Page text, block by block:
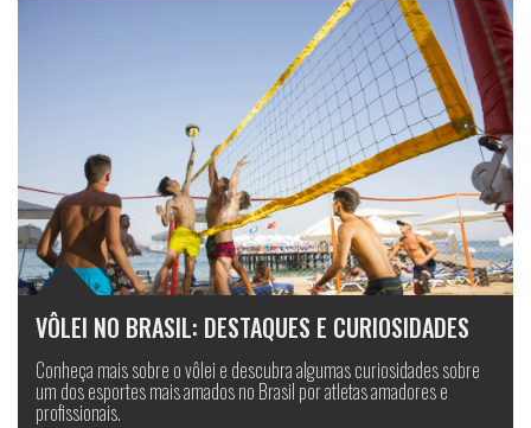
VÔLEI NO BRASIL: DESTAQUES E CURIOSIDADES
Conheça mais sobre o vôlei e descubra algumas curiosidades sobre
um dos esportes mais amados no Brasil por atletas amadores e
profissionais.